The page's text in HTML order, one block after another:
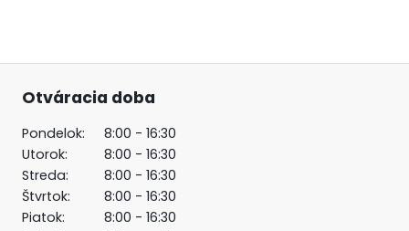
Otváracia doba
Pondelok:
8:00 - 16:30
Utorok:
8:00 - 16:30
Streda:
8:00 - 16:30
Štvrtok:
8:00 - 16:30
Piatok:
8:00 - 16:30